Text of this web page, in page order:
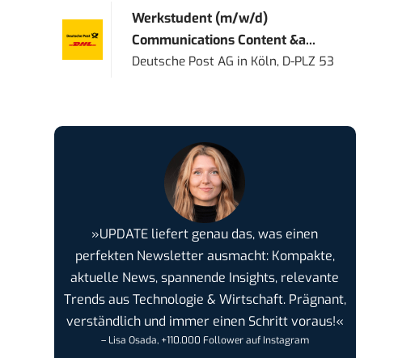
Werkstudent (m/w/d)
Communications Content &a...
Deutsche Post AG in Köln, D-PLZ 53
»UPDATE liefert genau das, was einen
perfekten Newsletter ausmacht: Kompakte,
aktuelle News, spannende Insights, relevante
Trends aus Technologie & Wirtschaft. Prägnant,
verständlich und immer einen Schritt voraus!«
– Lisa Osada, +110.000 Follower auf Instagram